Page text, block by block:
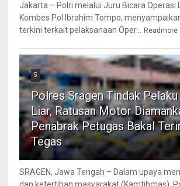
Jakarta – Polri melalui Juru Bicara Operasi
Kombes Pol Ibrahim Tompo,
terkini terkait pelaksanaan Oper...
Readmore
5
Polres Sragen Tindak
Liar, Ratusan Motor
Penabrak Petugas Bakal
Tegas
SRAGEN, Jawa Tengah – Dalam upaya